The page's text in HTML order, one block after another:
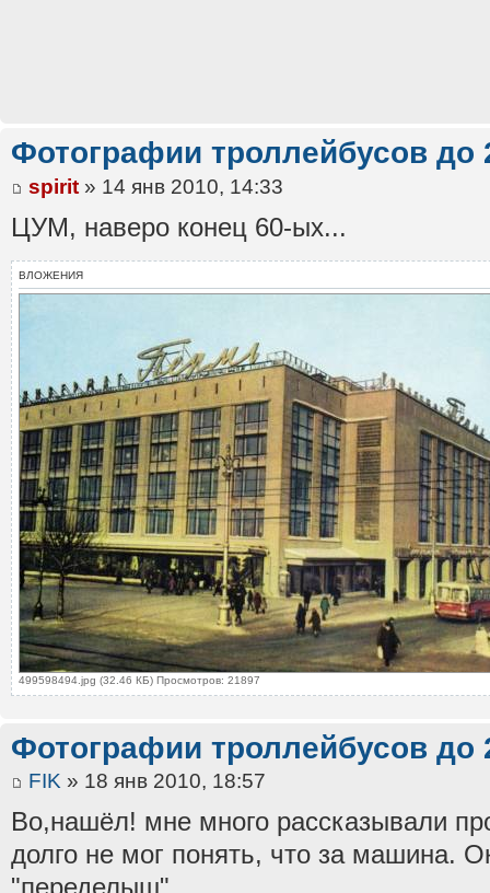
Фотографии троллейбусов до
spirit » 14 янв 2010, 14:33
ЦУМ, наверо конец 60-ых...
ВЛОЖЕНИЯ
499598494.jpg (32.46 КБ) Просмотров: 21897
Фотографии троллейбусов до
FIK » 18 янв 2010, 18:57
Во,нашёл! мне много рассказывали
долго не мог понять, что за машина.